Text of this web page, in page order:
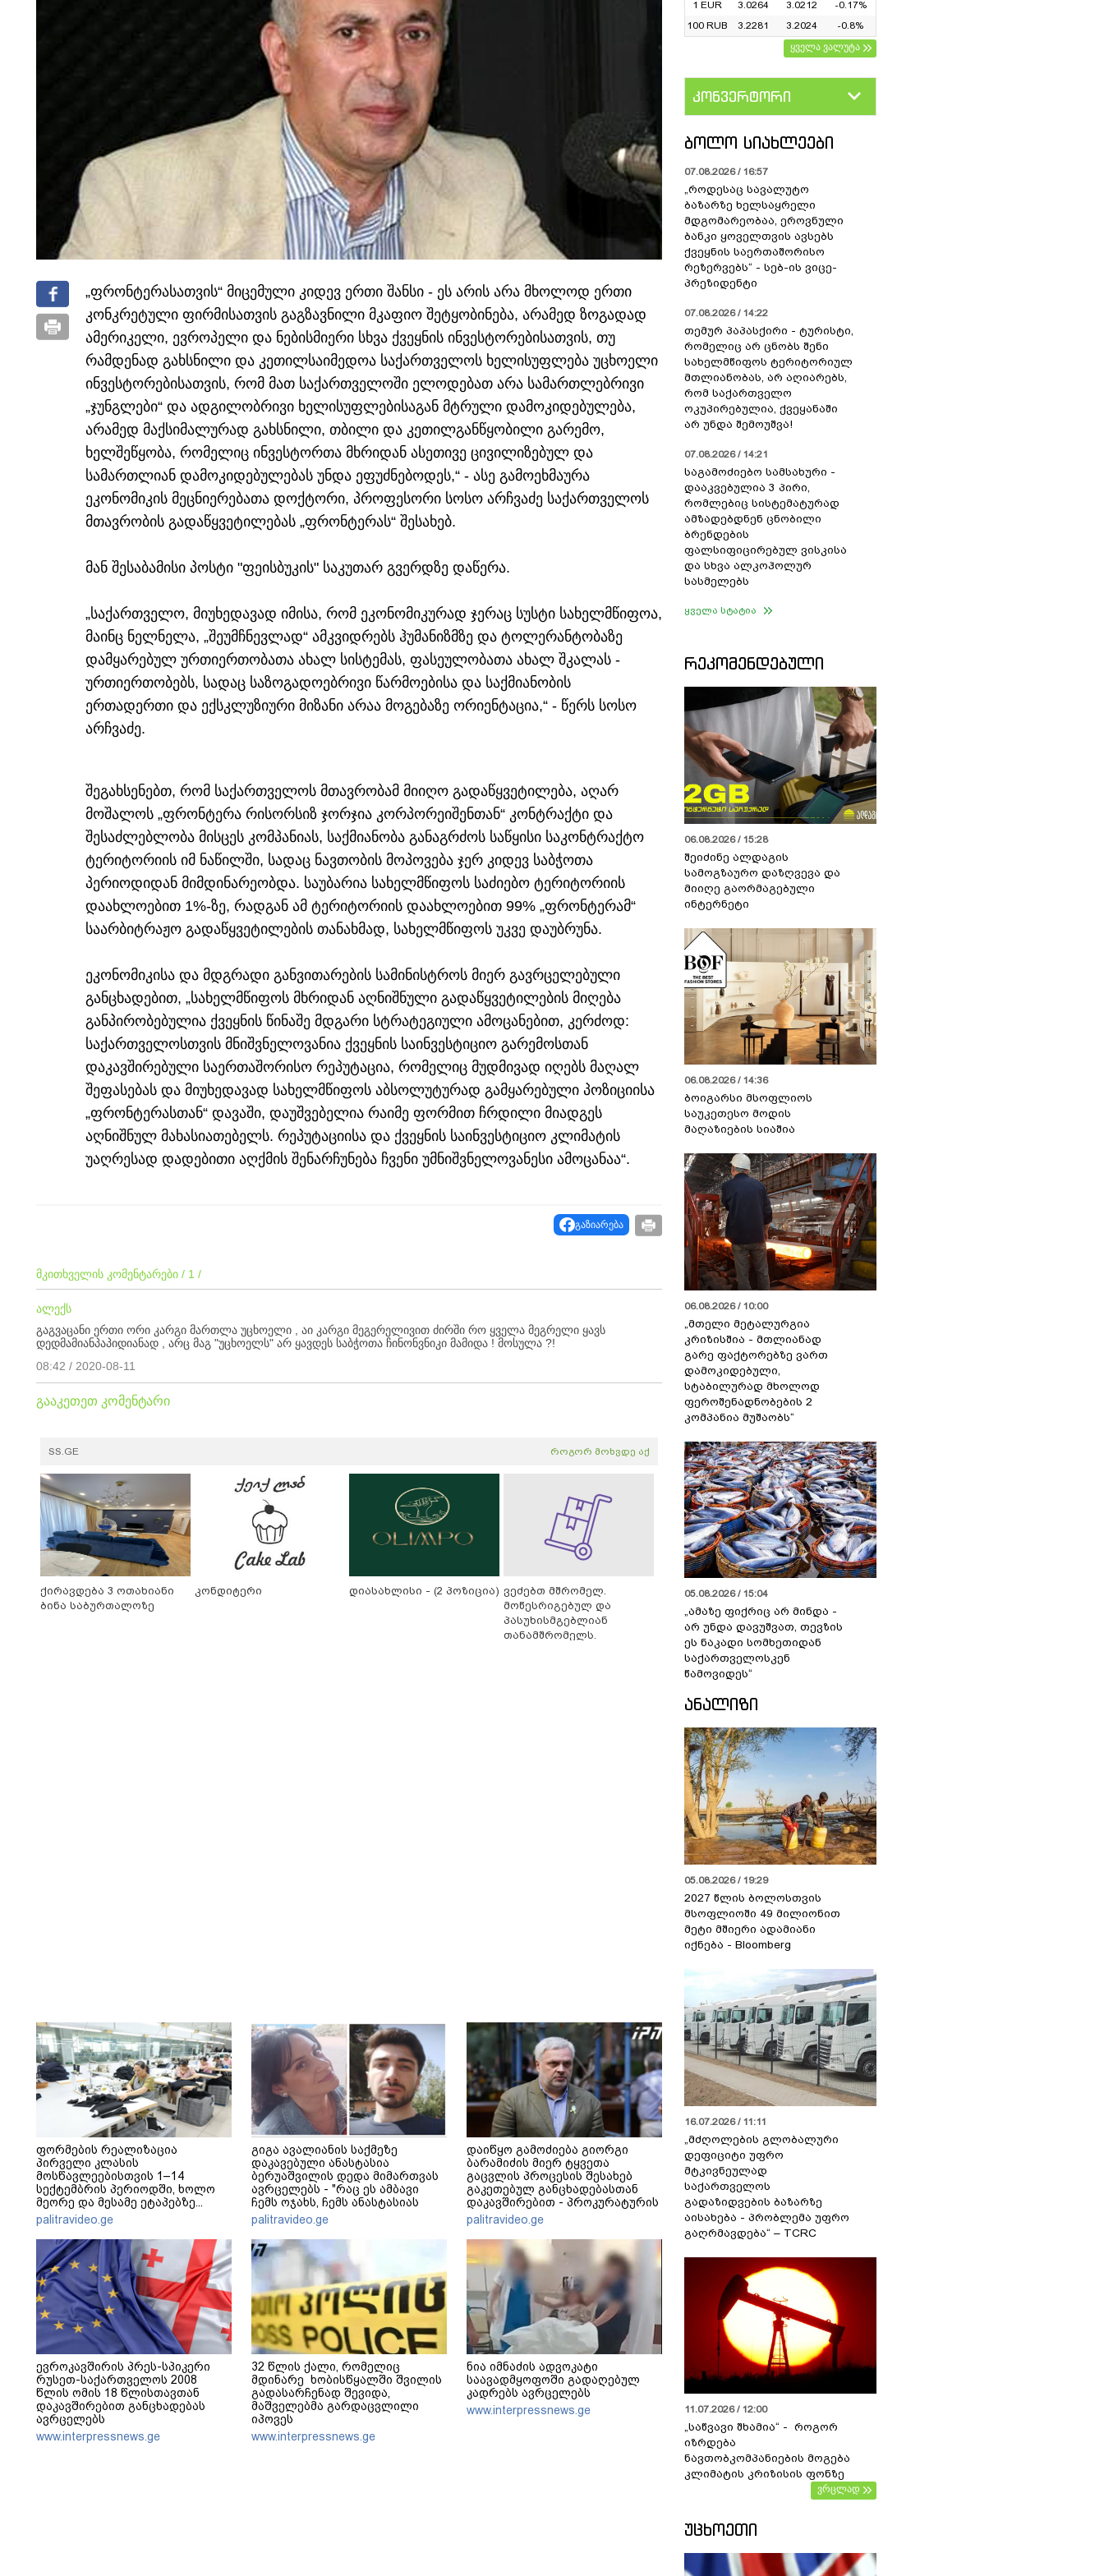
„ფრონტერასათვის“ მიცემული კიდევ ერთი შანსი - ეს არის არა მხოლოდ ერთი
კონკრეტული ფირმისათვის გაგზავნილი მკაფიო შეტყობინება, არამედ ზოგადად
ამერიკელი, ევროპელი და ნებისმიერი სხვა ქვეყნის ინვესტორებისათვის, თუ
რამდენად გახსნილი და კეთილსაიმედოა საქართველოს ხელისუფლება უცხოელი
ინვესტორებისათვის, რომ მათ საქართველოში ელოდებათ არა სამართლებრივი
„ჯუნგლები“ და ადგილობრივი ხელისუფლებისაგან მტრული დამოკიდებულება,
არამედ მაქსიმალურად გახსნილი, თბილი და კეთილგანწყობილი გარემო,
ხელშეწყობა, რომელიც ინვესტორთა მხრიდან ასეთივე ცივილიზებულ და
სამართლიან დამოკიდებულებას უნდა ეფუძნებოდეს,“ - ასე გამოეხმაურა
ეკონომიკის მეცნიერებათა დოქტორი, პროფესორი სოსო არჩვაძე საქართველოს
მთავრობის გადაწყვეტილებას „ფრონტერას“ შესახებ.
მან შესაბამისი პოსტი "ფეისბუკის" საკუთარ გვერდზე დაწერა.
„საქართველო, მიუხედავად იმისა, რომ ეკონომიკურად ჯერაც სუსტი სახელმწიფოა,
მაინც ნელნელა, „შეუმჩნევლად“ ამკვიდრებს ჰუმანიზმზე და ტოლერანტობაზე
დამყარებულ ურთიერთობათა ახალ სისტემას, ფასეულობათა ახალ შკალას -
ურთიერთობებს, სადაც საზოგადოებრივი წარმოებისა და საქმიანობის
ერთადერთი და ექსკლუზიური მიზანი არაა მოგებაზე ორიენტაცია,“ - წერს სოსო
არჩვაძე.
შეგახსენებთ, რომ საქართველოს მთავრობამ მიიღო გადაწყვეტილება, აღარ
მოშალოს „ფრონტერა რისორსიზ ჯორჯია კორპორეიშენთან“ კონტრაქტი და
შესაძლებლობა მისცეს კომპანიას, საქმიანობა განაგრძოს საწყისი საკონტრაქტო
ტერიტორიის იმ ნაწილში, სადაც ნავთობის მოპოვება ჯერ კიდევ საბჭოთა
პერიოდიდან მიმდინარეობდა. საუბარია სახელმწიფოს საძიებო ტერიტორიის
დაახლოებით 1%-ზე, რადგან ამ ტერიტორიის დაახლოებით 99% „ფრონტერამ“
საარბიტრაჟო გადაწყვეტილების თანახმად, სახელმწიფოს უკვე დაუბრუნა.
ეკონომიკისა და მდგრადი განვითარების სამინისტროს მიერ გავრცელებული
განცხადებით, „სახელმწიფოს მხრიდან აღნიშნული გადაწყვეტილების მიღება
განპირობებულია ქვეყნის წინაშე მდგარი სტრატეგიული ამოცანებით, კერძოდ:
საქართველოსთვის მნიშვნელოვანია ქვეყნის საინვესტიციო გარემოსთან
დაკავშირებული საერთაშორისო რეპუტაცია, რომელიც მუდმივად იღებს მაღალ
შეფასებას და მიუხედავად სახელმწიფოს აბსოლუტურად გამყარებული პოზიციისა
„ფრონტერასთან“ დავაში, დაუშვებელია რაიმე ფორმით ჩრდილი მიადგეს
აღნიშნულ მახასიათებელს. რეპუტაციისა და ქვეყნის საინვესტიციო კლიმატის
უაღრესად დადებითი აღქმის შენარჩუნება ჩვენი უმნიშვნელოვანესი ამოცანაა“.
გაზიარება
მკითხველის კომენტარები / 1 /
ალექს
გაგვაცანი ერთი ორი კარგი მართლა უცხოელი , აი კარგი მეგერელივით ძირში რო ყველა მეგრელი ყავს
დედმამიანპაპიდიანად , არც მაგ "უცხოელს" არ ყავდეს საბჭოთა ჩინონვნიკი მამიდა ! მოსულა ?!
08:42 / 2020-08-11
გააკეთეთ კომენტარი
SS.GE როგორ მოხვდე აქ
ქირავდება 3 ოთახიანი
ბინა საბურთალოზე
კონდიტერი დიასახლისი - (2 პოზიცია) ვეძებთ მშრომელ.
მოწესრიგებულ და
პასუხისმგებლიან
თანამშრომელს.
ფორმების რეალიზაცია
პირველი კლასის
მოსწავლეებისთვის 1–14
სექტემბრის პერიოდში, ხოლო
მეორე და მესამე ეტაპებზე...
palitravideo.ge
გიგა ავალიანის საქმეზე
დაკავებული ანასტასია
ბერუაშვილის დედა მიმართვას
ავრცელებს - "რაც ეს ამბავი
ჩემს ოჯახს, ჩემს ანასტასიას
გადახდა თავს, მის მერე მე მე
არ ვარ"
palitravideo.ge
დაიწყო გამოძიება გიორგი
ბარამიძის მიერ ტყვეთა
გაცვლის პროცესის შესახებ
გაკეთებულ განცხადებასთან
დაკავშირებით - პროკურატურის
განცხადება
palitravideo.ge
ევროკავშირის პრეს-სპიკერი
რუსეთ-საქართველოს 2008
წლის ომის 18 წლისთავთან
დაკავშირებით განცხადებას
ავრცელებს
www.interpressnews.ge
32 წლის ქალი, რომელიც
მდინარე ხობისწყალში შვილის
გადასარჩენად შევიდა,
მაშველებმა გარდაცვლილი
იპოვეს
www.interpressnews.ge
ნია იმნაძის ადვოკატი
საავადმყოფოში გადაღებულ
კადრებს ავრცელებს
www.interpressnews.ge
1 EUR
3.0264 3.0212
-0.17%
100 RUB
3.2281 3.2024
-0.8%
ყველა ვალუტა
კონვერტორი
ᲑᲝᲚᲝ ᲡᲘᲐᲮᲚᲔᲔᲑᲘ
07.08.2026 / 16:57
„როდესაც სავალუტო
ბაზარზე ხელსაყრელი
მდგომარეობაა, ეროვნული
ბანკი ყოველთვის ავსებს
ქვეყნის საერთაშორისო
რეზერვებს“ - სებ-ის ვიცე-
პრეზიდენტი
07.08.2026 / 14:22
თემურ პაპასქირი - ტურისტი,
რომელიც არ ცნობს შენი
სახელმწიფოს ტერიტორიულ
მთლიანობას, არ აღიარებს,
რომ საქართველო
ოკუპირებულია, ქვეყანაში
არ უნდა შემოუშვა!
07.08.2026 / 14:21
საგამოძიებო სამსახური -
დააკვებულია 3 პირი,
რომლებიც სისტემატურად
ამზადებდნენ ცნობილი
ბრენდების
ფალსიფიცირებულ ვისკისა
და სხვა ალკოჰოლურ
სასმელებს
ყველა სტატია
ᲠᲔᲙᲝᲛᲔᲜᲓᲔᲑᲣᲚᲘ
06.08.2026 / 15:28
შეიძინე ალდაგის
სამოგზაურო დაზღვევა და
მიიღე გაორმაგებული
ინტერნეტი
06.08.2026 / 14:36
ბოიგარსი მსოფლიოს
საუკეთესო მოდის
მაღაზიების სიაშია
06.08.2026 / 10:00
„მთელი მეტალურგია
კრიზისშია - მთლიანად
გარე ფაქტორებზე ვართ
დამოკიდებული,
სტაბილურად მხოლოდ
ფეროშენადნობების 2
კომპანია მუშაობს“
05.08.2026 / 15:04
„ამაზე ფიქრიც არ მინდა -
არ უნდა დავუშვათ, თევზის
ეს ნაკადი სომხეთიდან
საქართველოსკენ
წამოვიდეს“
ᲐᲜᲐᲚᲘᲖᲘ
05.08.2026 / 19:29
2027 წლის ბოლოსთვის
მსოფლიოში 49 მილიონით
მეტი მშიერი ადამიანი
იქნება - Bloomberg
16.07.2026 / 11:11
„მძღოლების გლობალური
დეფიციტი უფრო
მტკივნეულად
საქართველოს
გადაზიდვების ბაზარზე
აისახება - პრობლემა უფრო
გაღრმავდება“ – TCRC
11.07.2026 / 12:00
„საწვავი შხამია“ - როგორ
იზრდება
ნავთობკომპანიების მოგება
კლიმატის კრიზისის ფონზე
ვრცლად
ᲣᲪᲮᲝᲔᲗᲘ